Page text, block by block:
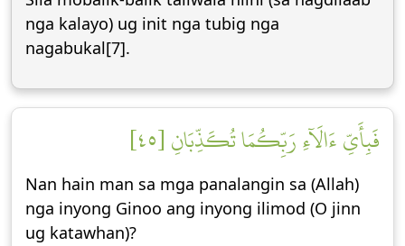
nga kalayo) ug init nga tubig nga
nagabukal[7].
فَبِأَيِّ ءَالَآءِ رَبِّكُمَا تُكَذِّبَانِ [٤٥]
Nan hain man sa mga panalangin sa (Allah)
nga inyong Ginoo ang inyong ilimod (O jinn
ug katawhan)?